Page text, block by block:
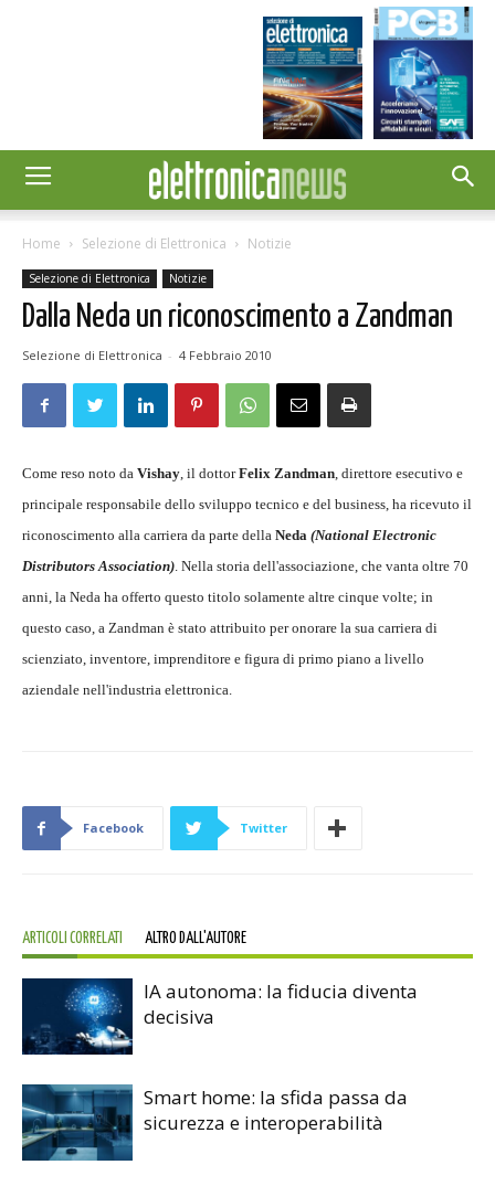
Home Selezione di Elettronica Notizie
Selezione di Elettronica Notizie
Dalla Neda un riconoscimento a Zandman
Selezione di Elettronica - 4 Febbraio 2010
Come reso noto da Vishay, il dottorFelix Zandman, direttore esecutivo e
principale responsabile dello sviluppo tecnico e del business, ha ricevuto il
riconoscimento alla carriera da parte della Neda (National Electronic
Distributors Association). Nella storia dell'associazione, che vanta oltre 70
anni, la Neda ha offerto questo titolo solamente altre cinque volte; in
questo caso, a Zandman è stato attribuito per onorare la sua carriera di
scienziato, inventore, imprenditore e figura di primo piano a livello
aziendale nell'industria elettronica.
Facebook Twitter
ARTICOLI CORRELATI ALTRO DALL'AUTORE
IA autonoma: la fiducia diventa
decisiva
Smart home: la sfida passa da
sicurezza e interoperabilità